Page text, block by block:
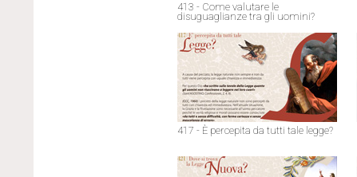
413 - Come valutare le
disuguaglianze tra gli uomini?
417 - È percepita da tutti tale legge?